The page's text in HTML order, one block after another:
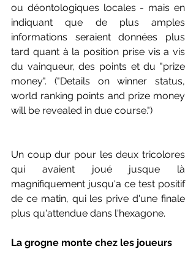
ou déontologiques locales - mais en
indiquant que de plus amples
informations seraient données plus
tard quant à la position prise vis a vis
du vainqueur, des points et du "prize
money". ("Details on winner status,
world ranking points and prize money
will be revealed in due course.")
Un coup dur pour les deux tricolores
qui avaient joué jusque là
magnifiquement jusqu'a ce test positif
de ce matin, qui les prive d'une finale
plus qu'attendue dans l'hexagone.
La grogne monte chez les joueurs